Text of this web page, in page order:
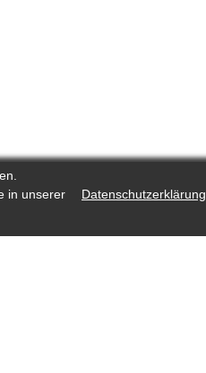
in unserer Datenschutzerklärung